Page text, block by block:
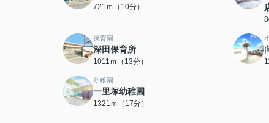
721ｍ（10分）
保育園
深田保育所
1011ｍ（13分）
幼稚園
一里塚幼稚園
1321ｍ（17分）